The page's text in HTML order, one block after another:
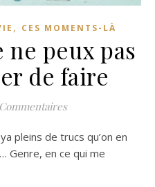
, CES MOMENTS-LÀ
ne peux pas
de faire
pleins de trucs qu’on en
Genre, en ce qui me